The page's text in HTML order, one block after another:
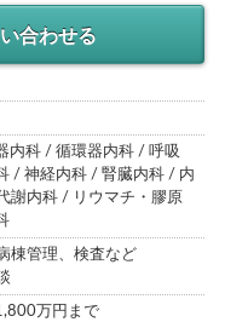
合わせる
内科 / 循環器内科 / 呼吸
/ 神経内科 / 腎臓内科 / 内
謝内科 / リウマチ・膠原
棟管理、検査など
万円まで